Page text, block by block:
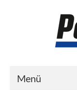
Menü